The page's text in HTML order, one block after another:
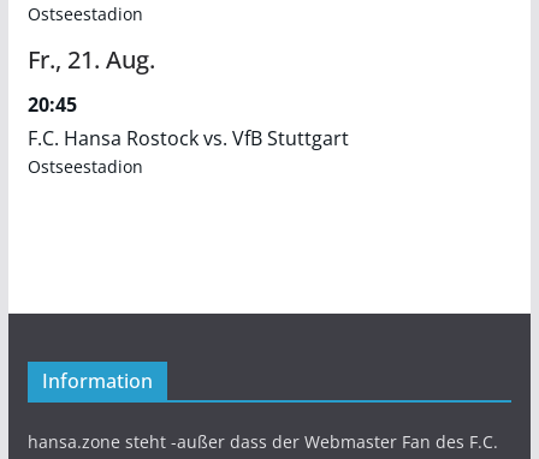
Ostseestadion
Fr., 21. Aug.
20:45
F.C. Hansa Rostock vs. VfB Stuttgart
Ostseestadion
Information
hansa.zone steht -außer dass der Webmaster Fan des F.C.